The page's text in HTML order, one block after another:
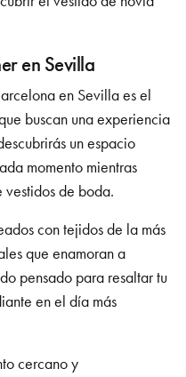
en Sevilla
en Sevillaes el
buscan una experiencia
un espacio
momento mientras
vestidos de boda.
con tejidos de la más
que enamoran a
pensado para resaltar tu
en el día más
cercano y